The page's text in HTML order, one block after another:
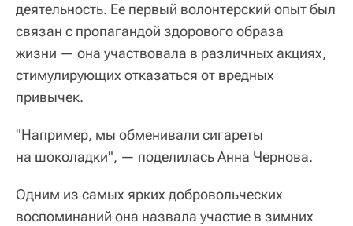
деятельность. Ее первый волонтерский опыт был
связан с пропагандой здорового образа
жизни — она участвовала в различных акциях,
стимулирующих отказаться от вредных
привычек.
"Например, мы обменивали сигареты
на шоколадки", — поделилась Анна Чернова.
Одним из самых ярких добровольческих
воспоминаний она назвала участие в зимних